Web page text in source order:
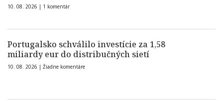
10. 08. 2026 | 1 komentár
Portugalsko schválilo investície za 1,58
miliardy eur do distribučných sietí
10. 08. 2026 | Žiadne komentáre